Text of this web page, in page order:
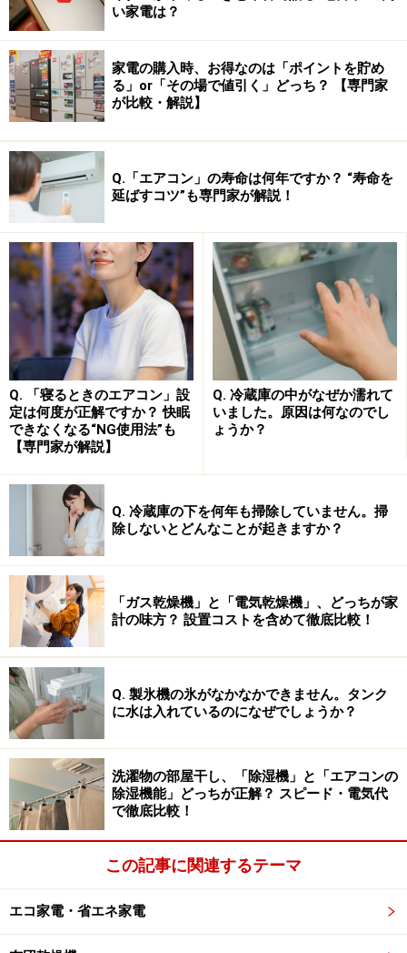
スの表面に付着した時だけ、酸化力の強い【OHラジカ
ル】に変化して、表面のたんぱく質を分解するというメ
カニズムとか。
思いますが“自然界にあるのと同じ＋(プラス)と－(マイナ
ス)のイオンを放出している”という点が最大のポイン
ト。タンパク質を分解してカビ菌やウィルスをやっつけ
る【OHラジカル】をそのまま空気中に放出していないか
らこそ、高濃度にできるのがメリットと言えるでしょ
う。
★『プラズマクライスターイオン』の詳しいメカニズム
は、こちらのサイト をご覧ください！
それでは、ガイドが感じたその効果をご報告します！＞
＞
※記事内容は執筆時点のものです。最新の内容をご確認くださ
い。
1/3 次のページへ
い家電は？
家電の購入時、お得なのは「ポイントを貯め
る」or「その場で値引く」どっち？ 【専門家
が比較・解説】
Q.「エアコン」の寿命は何年ですか？ “寿命を
延ばすコツ”も専門家が解説！
Q. 「寝るときのエアコン」設
定は何度が正解ですか？ 快眠
できなくなる“NG使用法”も
【専門家が解説】
Q. 冷蔵庫の中がなぜか濡れて
いました。原因は何なのでし
ょうか？
Q. 冷蔵庫の下を何年も掃除していません。掃
除しないとどんなことが起きますか？
「ガス乾燥機」と「電気乾燥機」、どっちが家
計の味方？ 設置コストを含めて徹底比較！
Q. 製氷機の氷がなかなかできません。タンク
に水は入れているのになぜでしょうか？
洗濯物の部屋干し、「除湿機」と「エアコンの
除湿機能」どっちが正解？ スピード・電気代
で徹底比較！
この記事に関連するテーマ
エコ家電・省エネ家電